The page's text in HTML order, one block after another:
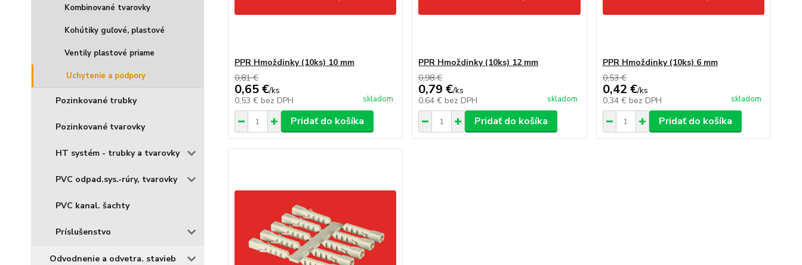
Kombinované tvarovky
Kohútiky guľové, plastové
Ventily plastové priame
Uchytenie a podpory
Pozinkované trubky
Pozinkované tvarovky
HT systém - trubky a tvarovky
PVC odpad.sys.-rúry, tvarovky
PVC kanal. šachty
Príslušenstvo
Odvodnenie a odvetra. stavieb
PPR Hmoždinky (10ks) 10 mm
0,81 €
0,65 €/ks
0,53 € bez DPH skladom
Pridať do košíka
PPR Hmoždinky (10ks) 12 mm
0,98 €
0,79 €/ks
0,64 € bez DPH skladom
Pridať do košíka
PPR Hmoždinky (10ks) 6 mm
0,53 €
0,42 €/ks
0,34 € bez DPH skladom
Pridať do košíka